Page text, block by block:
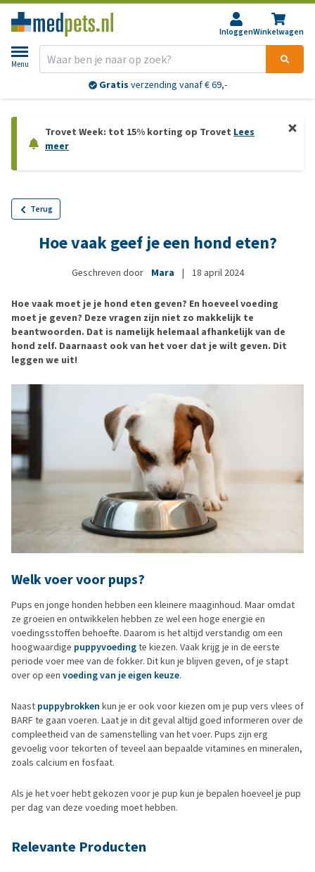
InloggenWinkelwagen
Menu
Gratis verzending vanaf € 69,-
Trovet Week: tot 15% korting op Trovet Lees
meer
Terug
Hoe vaak geef je een hond eten?
Geschreven door Mara | 18 april 2024
Hoe vaak moet je je hond eten geven? En hoeveel voeding
moet je geven? Deze vragen zijn niet zo makkelijk te
beantwoorden. Dat is namelijk helemaal afhankelijk van de
hond zelf. Daarnaast ook van het voer dat je wilt geven. Dit
leggen we uit!
Welk voer voor pups?
Pups en jonge honden hebben een kleinere maaginhoud. Maar omdat
ze groeien en ontwikkelen hebben ze wel een hoge energie en
voedingsstoffen behoefte. Daarom is het altijd verstandig om een
hoogwaardige puppyvoedingte kiezen. Vaak krijg je in de eerste
periode voer mee van de fokker. Dit kun je blijven geven, of je stapt
over op een voeding van je eigen keuze.
Naast puppybrokken kun je er ook voor kiezen om je pup vers vlees of
BARF te gaan voeren. Laat je in dit geval altijd goed informeren over de
compleetheid van de samenstelling van het voer. Pups zijn erg
gevoelig voor tekorten of teveel aan bepaalde vitamines en mineralen,
zoals calcium en fosfaat.
Als je het voer hebt gekozen voor je pup kun je bepalen hoeveel je pup
per dag van deze voeding moet hebben.
Relevante Producten